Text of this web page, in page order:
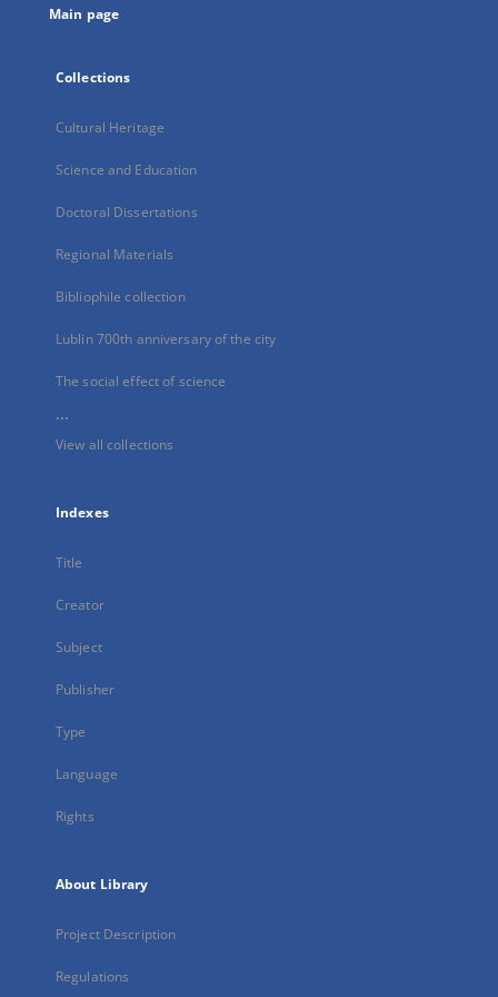
Main page
Collections
Cultural Heritage
Science and Education
Doctoral Dissertations
Regional Materials
Bibliophile collection
Lublin 700th anniversary of the city
The social effect of science
...
View all collections
Indexes
Title
Creator
Subject
Publisher
Type
Language
Rights
About Library
Project Description
Regulations